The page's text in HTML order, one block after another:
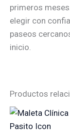
primeros
elegir con
paseos
inicio.
Productos